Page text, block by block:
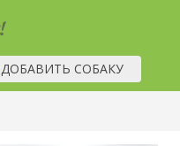
ДОБАВИТЬ СОБАКУ